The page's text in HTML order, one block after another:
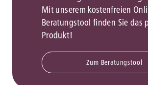
Mit unserem kostenfreien
Beratungstool finden Sie das
Produkt!
Zum Beratungstool